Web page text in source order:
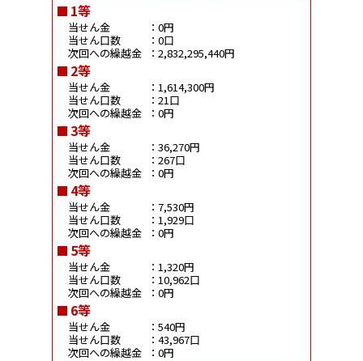
1等
当せん金
：0円
当せん口数
：0口
次回への繰越金
：2,832,295,440円
2等
当せん金
：1,614,300円
当せん口数
：21口
次回への繰越金
：0円
3等
当せん金
：36,270円
当せん口数
：267口
次回への繰越金
：0円
4等
当せん金
：7,530円
当せん口数
：1,929口
次回への繰越金
：0円
5等
当せん金
：1,320円
当せん口数
：10,962口
次回への繰越金
：0円
6等
当せん金
：540円
当せん口数
：43,967口
次回への繰越金
：0円